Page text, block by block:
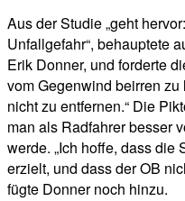
Aus der Studie „geht
Unfallgefahr“, behauptete
Erik Donner, und forderte
vom Gegenwind beirren
nicht zu entfernen.“ Die
man als Radfahrer besser
werde. „Ich hoffe, dass die
erzielt, und dass der OB
fügte Donner noch hinzu.